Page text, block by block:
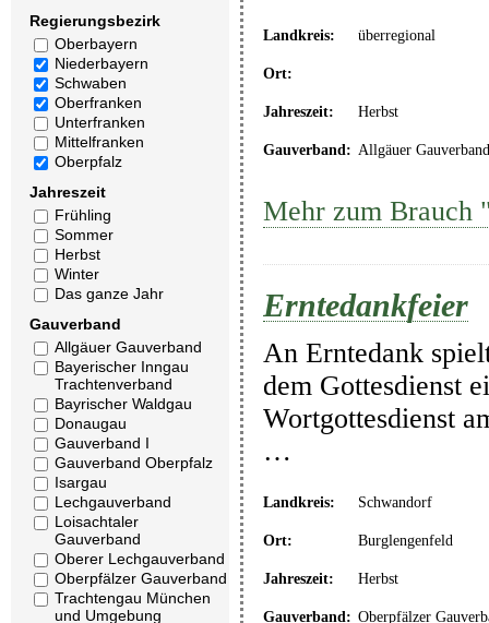
Regierungsbezirk
Oberbayern
Niederbayern
Schwaben
Oberfranken
Unterfranken
Mittelfranken
Oberpfalz
Jahreszeit
Frühling
Sommer
Herbst
Winter
Das ganze Jahr
Gauverband
Allgäuer Gauverband
Bayerischer Inngau
Trachtenverband
Bayrischer Waldgau
Donaugau
Gauverband I
Gauverband Oberpfalz
Isargau
Lechgauverband
Loisachtaler
Gauverband
Oberer Lechgauverband
Oberpfälzer Gauverband
Trachtengau München
und Umgebung
Landkreis: überregional
Ort:
Jahreszeit: Herbst
Gauverband: Allgäuer Gauverband
Mehr zum Brauch
Erntedankfeier
An Erntedank
dem Gottesdienst
Wortgottesdienst
…
Landkreis: Schwandorf
Ort: Burglengenfeld
Jahreszeit: Herbst
Gauverband: Oberpfälzer